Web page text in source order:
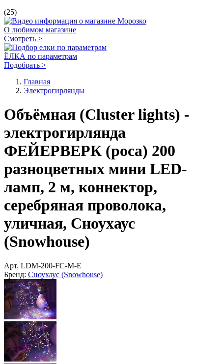
(25)
О любимом магазине
Смотреть >
ЁЛКА по параметрам
Подобрать >
Главная
Электро­гирлянды
Объёмная (Cluster lights) -
электрогирлянда
ФЕЙЕРВЕРК (роса) 200
разноцветных мини LED-
ламп, 2 м, коннектор,
серебряная проволока,
уличная, Сноухаус
(Snowhouse)
Арт. LDM-200-FC-M-E
Бренд: Сноухаус (Snowhouse)